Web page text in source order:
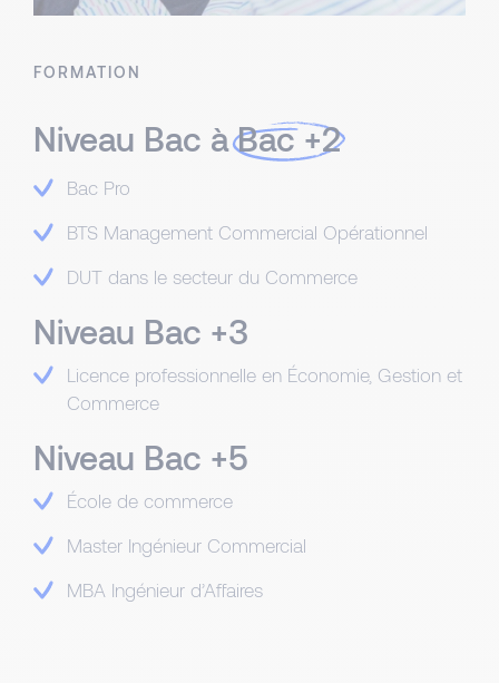
FORMATION
Niveau Bac àBac +2
Bac Pro
BTS Management Commercial Opérationnel
DUT dans le secteur du Commerce
Niveau Bac +3
Licence professionnelle en Économie, Gestion et
Commerce
Niveau Bac +5
École de commerce
Master Ingénieur Commercial
MBA Ingénieur d’Affaires